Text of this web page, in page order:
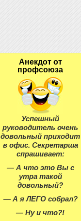
Анекдот от
профсоюза
Успешный
руководитель очень
довольный приходит
в офис. Секретарша
спрашивает:
— А что это Вы с
утра такой
довольный?
— А я ЛЕГО собрал?
— Ну и что?!